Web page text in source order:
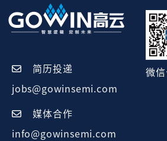
简历投递
jobs@gowinsemi.com
媒体合作
info@gowinsemi.com
微信